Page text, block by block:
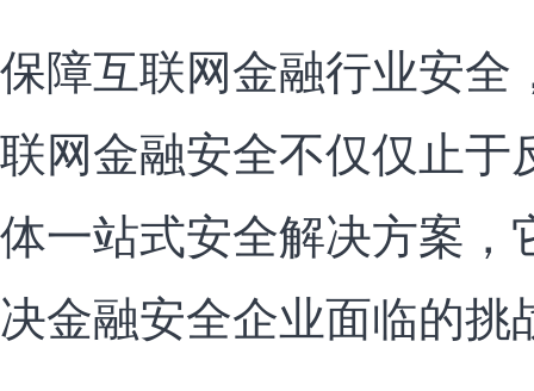
保障互联网金融行业安全
联网金融安全不仅仅止于
体一站式安全解决方案，
决金融安全企业面临的挑